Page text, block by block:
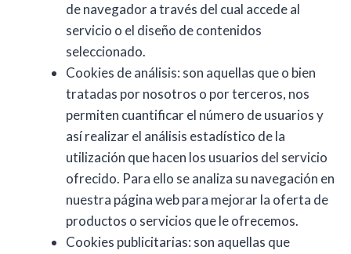
de navegador a través del cual accede al
servicio o el diseño de contenidos
seleccionado.
Cookies de análisis: son aquellas que o bien
tratadas por nosotros o por terceros, nos
permiten cuantificar el número de usuarios y
así realizar el análisis estadístico de la
utilización que hacen los usuarios del servicio
ofrecido. Para ello se analiza su navegación en
nuestra página web para mejorar la oferta de
productos o servicios que le ofrecemos.
Cookies publicitarias: son aquellas que